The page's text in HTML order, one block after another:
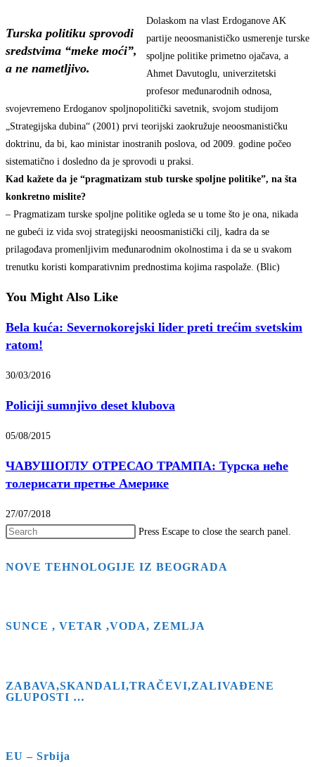
Turska politiku sprovodi
sredstvima “meke moći”,
a ne nametljivo.
Dolaskom na vlast Erdoganove AK
partije neoosmanističko usmerenje turske
spoljne politike primetno ojačava, a
Ahmet Davutoglu, univerzitetski
profesor međunarodnih odnosa,
svojevremeno Erdoganov spoljnopolitički savetnik, svojom studijom
„Strategijska dubina“ (2001) prvi teorijski zaokružuje neoosmanističku
doktrinu, da bi, kao ministar inostranih poslova, od 2009. godine počeo
sistematično i dosledno da je sprovodi u praksi.
Kad kažete da je “pragmatizam stub turske spoljne politike”, na šta
konkretno mislite?
– Pragmatizam turske spoljne politike ogleda se u tome što je ona, nikada
ne gubeći iz vida svoj strategijski neoosmanistički cilj, kadra da se
prilagođava promenljivim međunarodnim okolnostima i da se u svakom
trenutku koristi komparativnim prednostima kojima raspolaže. (Blic)
You Might Also Like
Bela kuća: Severnokorejski lider preti trećim svetskim
ratom!
30/03/2016
Policiji sumnjivo deset klubova
05/08/2015
ЧАВУШОГЛУ ОТРЕСАО ТРАМПА: Турска неће
толерисати претње Америке
27/07/2018
Press Escape to close the search panel.
NOVE TEHNOLOGIJE IZ BEOGRADA
SUNCE , VETAR ,VODA, ZEMLJA
ZABAVA,SKANDALI,TRAČEVI,ZALIVAĐENE
GLUPOSTI …
EU – Srbija